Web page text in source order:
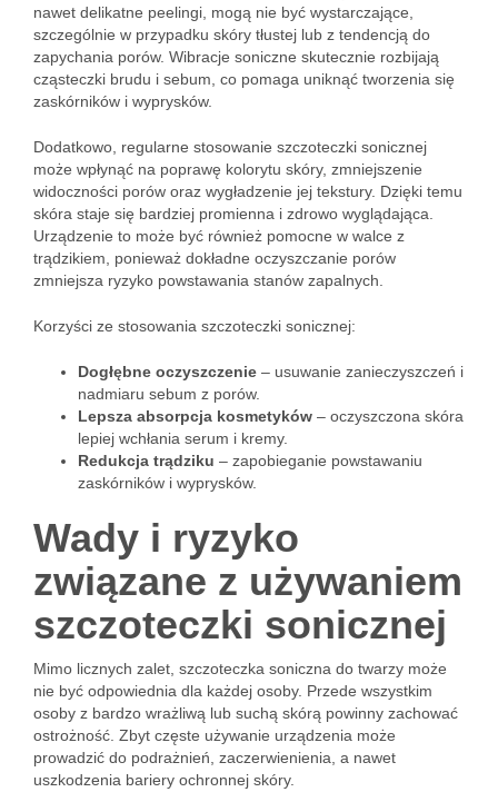
nawet delikatne peelingi, mogą nie być wystarczające,
szczególnie w przypadku skóry tłustej lub z tendencją do
zapychania porów. Wibracje soniczne skutecznie rozbijają
cząsteczki brudu i sebum, co pomaga uniknąć tworzenia się
zaskórników i wyprysków.
Dodatkowo, regularne stosowanie szczoteczki sonicznej
może wpłynąć na poprawę kolorytu skóry, zmniejszenie
widoczności porów oraz wygładzenie jej tekstury. Dzięki temu
skóra staje się bardziej promienna i zdrowo wyglądająca.
Urządzenie to może być również pomocne w walce z
trądzikiem, ponieważ dokładne oczyszczanie porów
zmniejsza ryzyko powstawania stanów zapalnych.
Korzyści ze stosowania szczoteczki sonicznej:
Dogłębne oczyszczenie – usuwanie zanieczyszczeń i
nadmiaru sebum z porów.
Lepsza absorpcja kosmetyków – oczyszczona skóra
lepiej wchłania serum i kremy.
Redukcja trądziku – zapobieganie powstawaniu
zaskórników i wyprysków.
Wady i ryzyko
związane z używaniem
szczoteczki sonicznej
Mimo licznych zalet, szczoteczka soniczna do twarzy może
nie być odpowiednia dla każdej osoby. Przede wszystkim
osoby z bardzo wrażliwą lub suchą skórą powinny zachować
ostrożność. Zbyt częste używanie urządzenia może
prowadzić do podrażnień, zaczerwienienia, a nawet
uszkodzenia bariery ochronnej skóry.